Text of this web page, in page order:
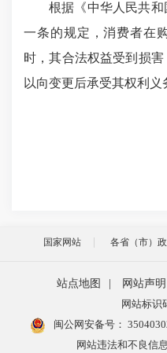
根据《中华人民共
一条的规定，消费者在
时，其合法权益受到损
以向变更后承受其权利义
国家网站 各省（市）
站点地图 网站声明
网站标识
闽公网安备号：
网站违法和不良信